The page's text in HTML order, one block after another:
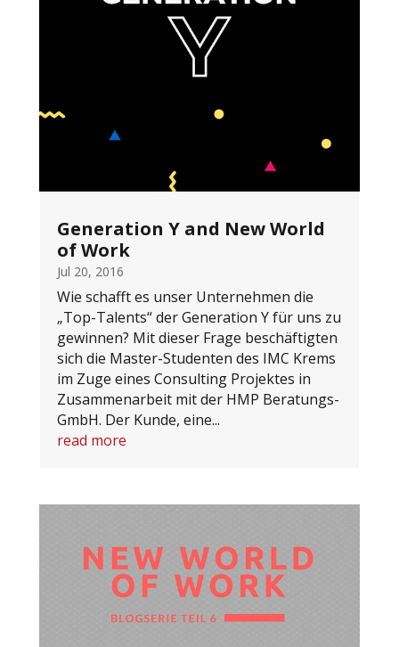
Generation Y and New World
of Work
Jul 20, 2016
Wie schafft es unser Unternehmen die
„Top-Talents“ der Generation Y für uns zu
gewinnen? Mit dieser Frage beschäftigten
sich die Master-Studenten des IMC Krems
im Zuge eines Consulting Projektes in
Zusammenarbeit mit der HMP Beratungs-
GmbH. Der Kunde, eine...
read more